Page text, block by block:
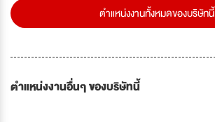
ตำแหน่งงานทั้งหมดของบริษัทนี้
ตำแหน่งงานอื่นๆ ของบริษัทนี้